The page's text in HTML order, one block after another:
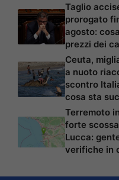
Taglio
prorogato
agosto:
prezzi dei
Ceuta,
a nuoto
scontro
cosa sta
Terremoto
forte
Lucca:
verifiche in